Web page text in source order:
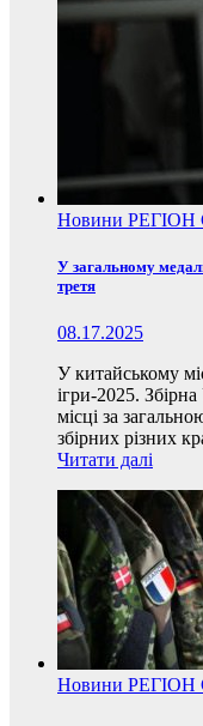
Новини РЕГІОН
У загальному
третя
08.17.2025
У китайському
ігри-2025.
місці за
збірних різних
Читати далі
Новини РЕГІОН